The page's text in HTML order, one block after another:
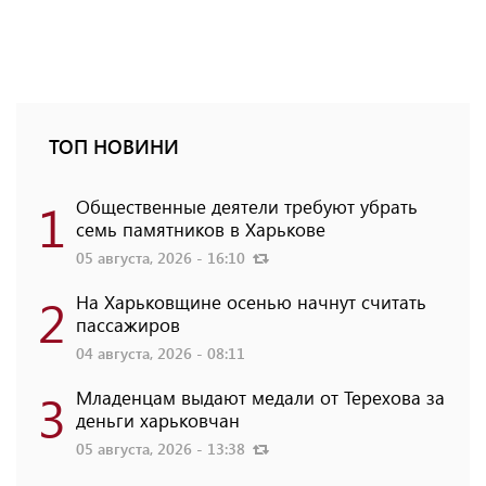
ТОП НОВИНИ
1 Общественные деятели требуют убрать
семь памятников в Харькове
05 августа, 2026 - 16:10
2 На Харьковщине осенью начнут считать
пассажиров
04 августа, 2026 - 08:11
3 Младенцам выдают медали от Терехова за
деньги харьковчан
05 августа, 2026 - 13:38